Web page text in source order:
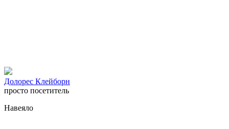
Долорес Клейборн
просто посетитель
Навеяло